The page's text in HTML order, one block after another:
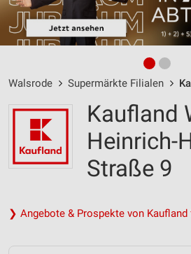
Walsrode Supermärkte Filialen
Kaufland
Heinrich-
Straße 9
❯ Angebote & Prospekte von Kaufland